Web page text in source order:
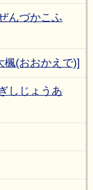
んづかこふ
楓(おおかえで)]
しじょうあ